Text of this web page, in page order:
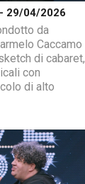
29/04/2026
da
Caccamo
di cabaret,
con
di alto